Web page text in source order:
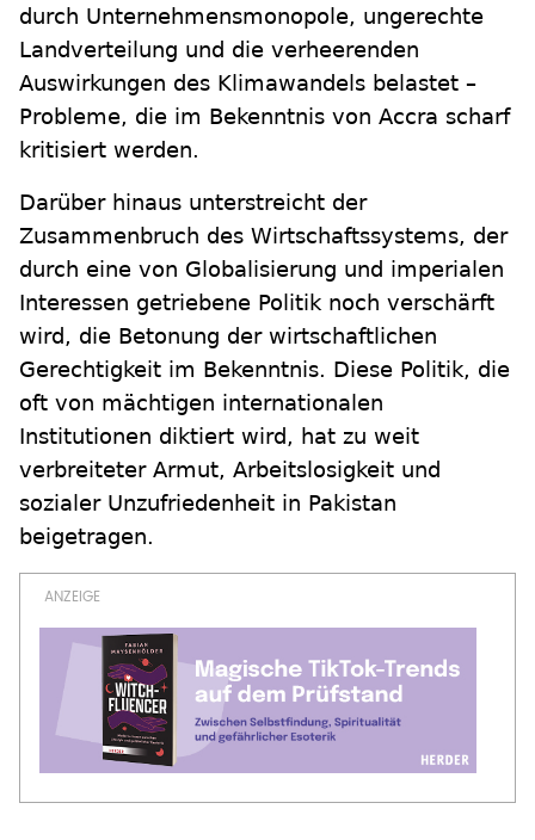
durch Unternehmensmonopole, ungerechte
Landverteilung und die verheerenden
Auswirkungen des Klimawandels belastet –
Probleme, die im Bekenntnis von Accra scharf
kritisiert werden.
Darüber hinaus unterstreicht der
Zusammenbruch des Wirtschaftssystems, der
durch eine von Globalisierung und imperialen
Interessen getriebene Politik noch verschärft
wird, die Betonung der wirtschaftlichen
Gerechtigkeit im Bekenntnis. Diese Politik, die
oft von mächtigen internationalen
Institutionen diktiert wird, hat zu weit
verbreiteter Armut, Arbeitslosigkeit und
sozialer Unzufriedenheit in Pakistan
beigetragen.